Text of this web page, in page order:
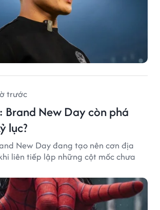
trước
Brand New Day còn phá
lục?
New Day đang tạo nên cơn địa
liên tiếp lập những cột mốc chưa